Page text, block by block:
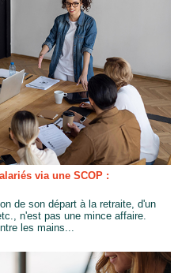
via une SCOP :
de son départ à la retraite, d'un
n'est pas une mince affaire.
les mains...